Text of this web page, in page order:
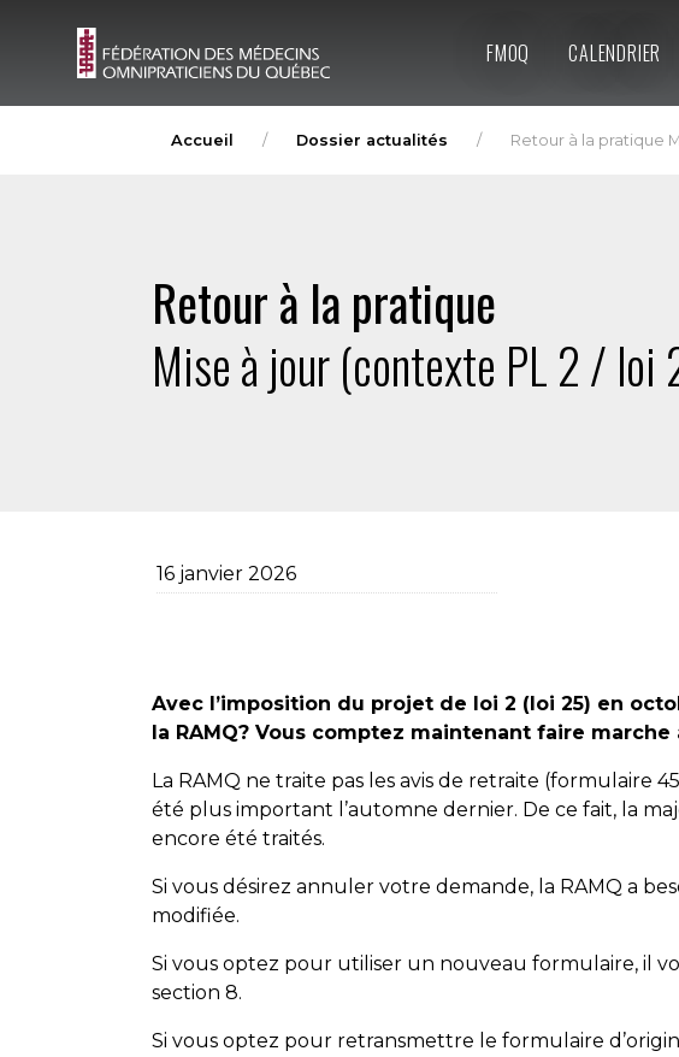
FMOQ CALENDRIER
Accueil Dossier actualités Retour à la pratique
Retour à la pratique
Mise à jour (contexte PL 2 / loi
16 janvier 2026
Avec l’imposition du projet de loi 2 (loi 25) en
la RAMQ? Vous comptez maintenant faire
La RAMQ ne traite pas les avis de retraite (formulaire
été plus important l’automne dernier. De ce fait, la
encore été traités.
Si vous désirez annuler votre demande, la RAMQ a
modifiée.
Si vous optez pour utiliser un nouveau formulaire, il
section 8.
Si vous optez pour retransmettre le formulaire